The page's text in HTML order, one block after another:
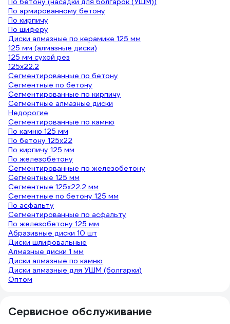
По армированному бетону
По кирпичу
По шиферу
Диски алмазные по керамике 125 мм
125 мм (алмазные диски)
125 мм сухой рез
125х22.2
Сегментированные по бетону
Сегментные по бетону
Сегментированные по кирпичу
Сегментные алмазные диски
Недорогие
Сегментированные по камню
По камню 125 мм
По бетону 125х22
По кирпичу 125 мм
По железобетону
Сегментированные по железобетону
Сегментные 125 мм
Сегментные 125х22.2 мм
Сегментные по бетону 125 мм
По асфальту
Сегментированные по асфальту
По железобетону 125 мм
Абразивные диски 10 шт
Диски шлифовальные
Алмазные диски 1 мм
Диски алмазные по камню
Диски алмазные для УШМ (болгарки)
Оптом
Сервисное обслуживание